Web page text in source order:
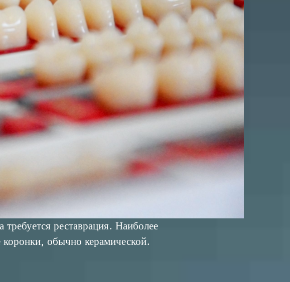
реставрация. Наиболее
коронки, обычно керамической.